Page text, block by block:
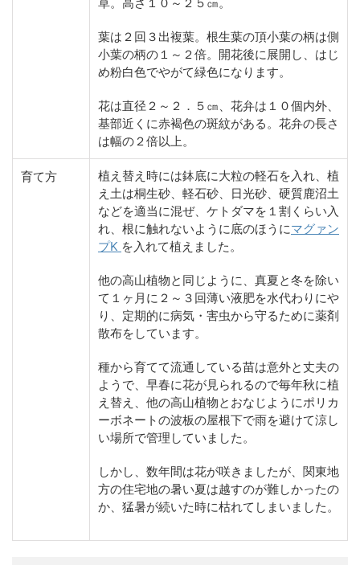
葉は２回３出複葉。根生葉の頂小葉の柄は側
小葉の柄の１～２倍。開花後に展開し、はじ
め粉白色でやがて緑色になります。
花は直径２～２．５㎝、花弁は１０個内外、
基部近くに赤褐色の斑紋がある。花弁の長さ
は幅の２倍以上。
育て方
植え替え時には鉢底に大粒の軽石を入れ、植
え土は桐生砂、軽石砂、日光砂、硬質鹿沼土
などを適当に混ぜ、ケトダマを１割くらい入
れ、根に触れないように底のほうにマグァン
プK を入れて植えました。
他の高山植物と同じように、真夏と冬を除い
て１ヶ月に２～３回薄い液肥を水代わりにや
り、定期的に病気・害虫から守るために薬剤
散布をしています。
種から育てて流通している苗は意外と丈夫の
ようで、早春に花が見られるので毎年秋に植
え替え、他の高山植物とおなじようにポリカ
ーボネートの波板の屋根下で雨を避けて涼し
い場所で管理していました。
しかし、数年間は花が咲きましたが、関東地
方の住宅地の暑い夏は越すのが難しかったの
か、猛暑が続いた時に枯れてしまいました。